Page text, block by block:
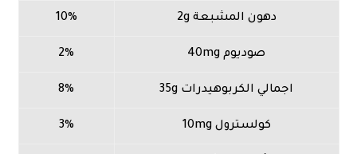
دهون المشبعة 2g 10%
صوديوم 40mg 2%
اجمالي الكربوهيدرات 35g 8%
كولسترول 10mg 3%